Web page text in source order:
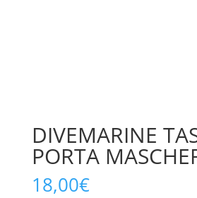
DIVEMARINE
PORTA
18,00€